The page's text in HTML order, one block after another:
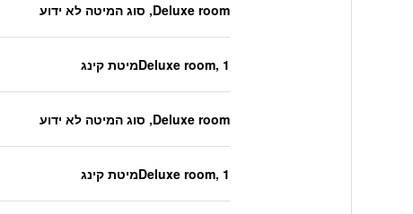
Deluxe room, סוג המיטה לא ידוע
Deluxe room, 1מיטת קינג
Deluxe room, סוג המיטה לא ידוע
Deluxe room, 1מיטת קינג